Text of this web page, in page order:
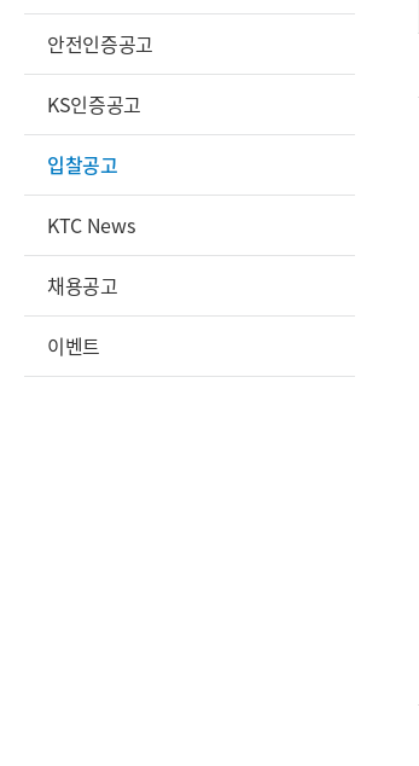
안전인증공고
KS인증공고
입찰공고
KTC News
채용공고
이벤트